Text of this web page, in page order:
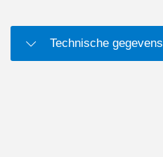
Technische gegevens